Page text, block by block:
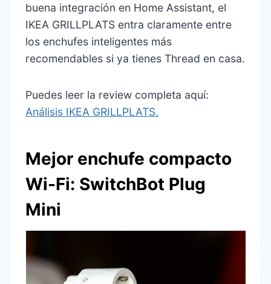
buena integración en Home Assistant, el
IKEA GRILLPLATS entra claramente entre
los enchufes inteligentes más
recomendables si ya tienes Thread en casa.
Puedes leer la review completa aquí:
Análisis IKEA GRILLPLATS.
Mejor enchufe compacto
Wi-Fi: SwitchBot Plug
Mini